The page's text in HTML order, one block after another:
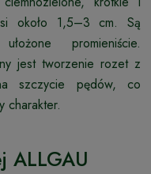
około 1,5–3 cm. Są
promieniście.
jest tworzenie rozet z
szczycie pędów, co
charakter.
ALLGAU